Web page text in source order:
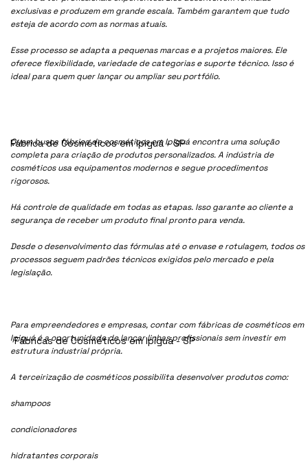
exclusivas e produzem em grande escala. Também garantem que tudo
esteja de acordo com as normas atuais.
Esse processo se adapta a pequenas marcas e a projetos maiores. Ele
oferece flexibilidade, variedade de categorias e suporte técnico. Isso é
ideal para quem quer lançar ou ampliar seu portfólio.
Quem busca fábrica de cosméticos em Ipiguá encontra uma solução
completa para criação de produtos personalizados. A indústria de
cosméticos usa equipamentos modernos e segue procedimentos
rigorosos.
Há controle de qualidade em todas as etapas. Isso garante ao cliente a
segurança de receber um produto final pronto para venda.
Desde o desenvolvimento das fórmulas até o envase e rotulagem, todos os
processos seguem padrões técnicos exigidos pelo mercado e pela
legislação.
Para empreendedores e empresas, contar com fábricas de cosméticos em
Ipiguá é a oportunidade de lançar linhas profissionais sem investir em
estrutura industrial própria.
A terceirização de cosméticos possibilita desenvolver produtos como:
shampoos
condicionadores
hidratantes corporais
Fábrica de Cosméticos em Ipiguá - SP
Fábricas de Cosméticos em Ipiguá - SP